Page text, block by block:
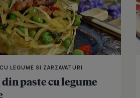
LEGUME SI ZARZAVATURI
paste cu legume